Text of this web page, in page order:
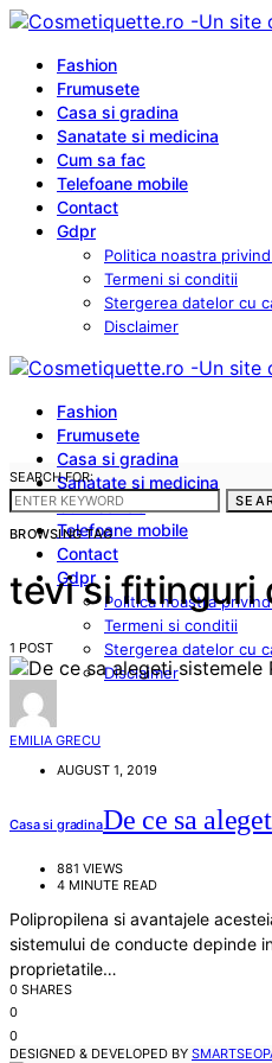
Fashion
Frumusete
Casa si gradina
Sanatate si medicina
Cum sa fac
Telefoane mobile
Contact
Gdpr
Politica noastra
Termeni si conditii
Stergerea datelor cu
Disclaimer
Fashion
Frumusete
Casa si gradina
Sanatate si medicina
Cum sa fac
Telefoane mobile
Contact
Gdpr
Politica noastra
Termeni si conditii
Stergerea datelor cu
Disclaimer
SEARCH FOR:
BROWSING TAG
tevi si fitinguri
1 POST
EMILIA GRECU
AUGUST 1, 2019
Casa si gradinaDe ce sa
881 VIEWS
4 MINUTE READ
Polipropilena si avantajele
sistemului de conducte depinde
proprietatile…
0 SHARES
0
0
DESIGNED & DEVELOPED BY